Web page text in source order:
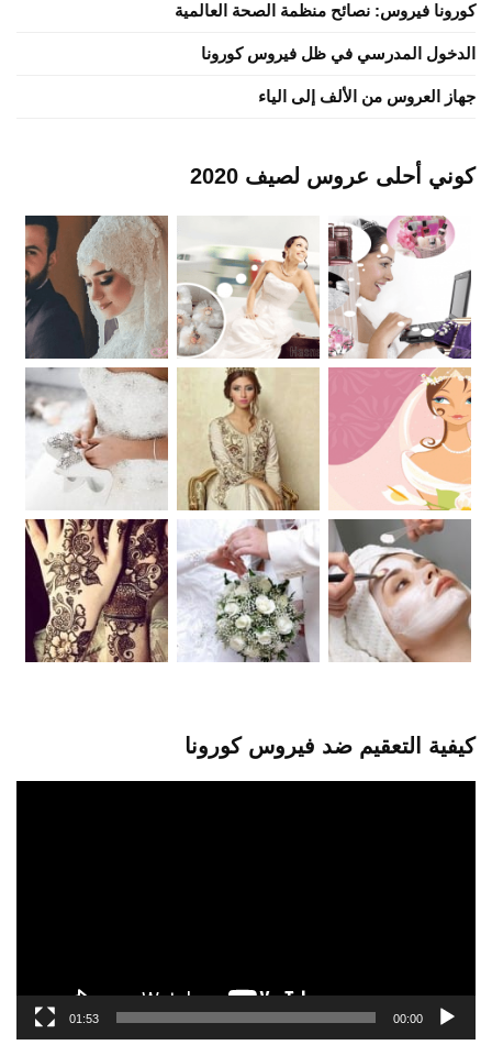
كورونا فيروس: نصائح منظمة الصحة العالمية
الدخول المدرسي في ظل فيروس كورونا
جهاز العروس من الألف إلى الياء
كوني أحلى عروس لصيف 2020
كيفية التعقيم ضد فيروس كورونا
00:00
01:53